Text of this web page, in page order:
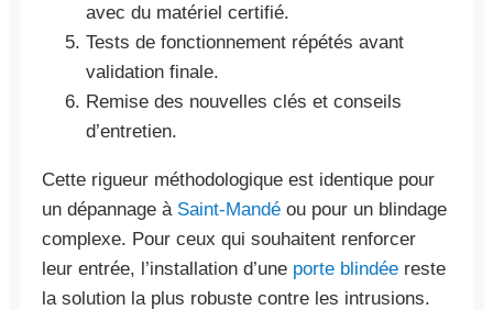
avec du matériel certifié.
Tests de fonctionnement répétés avant
validation finale.
Remise des nouvelles clés et conseils
d’entretien.
Cette rigueur méthodologique est identique pour
un dépannage à Saint-Mandé ou pour un blindage
complexe. Pour ceux qui souhaitent renforcer
leur entrée, l’installation d’une porte blindée reste
la solution la plus robuste contre les intrusions.